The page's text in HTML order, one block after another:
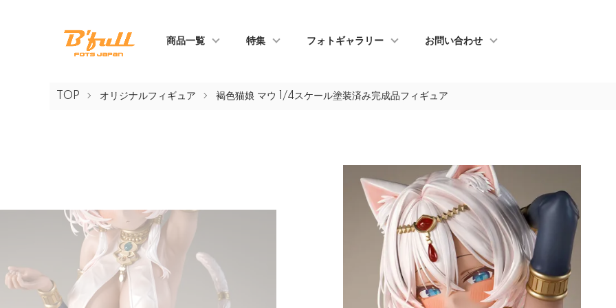
商品一覧 特集 フォトギャラリー お問い合わせ
TOP オリジナルフィギュア 褐色猫娘 マウ 1/4スケール塗装済み完成品フィギュア